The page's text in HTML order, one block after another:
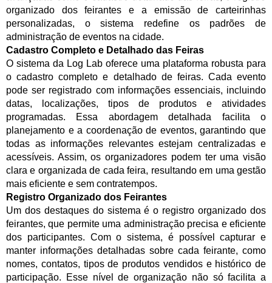
organizado dos feirantes e a emissão de carteirinhas
personalizadas, o sistema redefine os padrões de
administração de eventos na cidade.
Cadastro Completo e Detalhado das Feiras
O sistema da Log Lab oferece uma plataforma robusta para
o cadastro completo e detalhado de feiras. Cada evento
pode ser registrado com informações essenciais, incluindo
datas, localizações, tipos de produtos e atividades
programadas. Essa abordagem detalhada facilita o
planejamento e a coordenação de eventos, garantindo que
todas as informações relevantes estejam centralizadas e
acessíveis. Assim, os organizadores podem ter uma visão
clara e organizada de cada feira, resultando em uma gestão
mais eficiente e sem contratempos.
Registro Organizado dos Feirantes
Um dos destaques do sistema é o registro organizado dos
feirantes, que permite uma administração precisa e eficiente
dos participantes. Com o sistema, é possível capturar e
manter informações detalhadas sobre cada feirante, como
nomes, contatos, tipos de produtos vendidos e histórico de
participação. Esse nível de organização não só facilita a